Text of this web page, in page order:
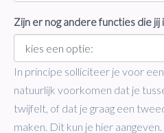
Zijn er nog andere functies die
In principe solliciteer je voor
natuurlijk voorkomen dat je
twijfelt, of dat je graag een
maken. Dit kun je hier aangeven.